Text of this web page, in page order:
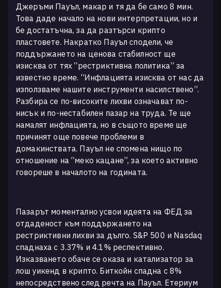
Джеръми Пауъл, макар и тя да бе само 8 мин.
Това даде начало на нови интерпретации, но и
бе достатъчна, за да разтърси крипто
пластовете. Накратко Пауъл сподели, че
поддържането на ценова стабилност ще
изисква от тях “рестриктивна политика” за
известно време. “Инфлацията изисква от нас да
използваме нашите инструменти насилствено”.
Разбира се по-високите лихви означават по-
нисък и по-нестабилен пазар на труда. Те ще
намалят инфлацията, но в същото време ще
причинят още повече проблеми в
домакинствата. Пауъл не спомена нищо по
отношение на “меко кацане”, за което активно
говореше в началото на годината.
Пазарът моментално усвои идеята на ФЕД за
отдаденост към поддържането на
рестриктивни лихви за дълго. S&P 500 и Nasdaq
спаднаха с 3.37% и 4.1% респективно.
Изказването обаче се оказа и катализатор за
лош уикенд в крипто. Биткойн спадна с 8%
непосредствено след речта на Пауъл. Етериум